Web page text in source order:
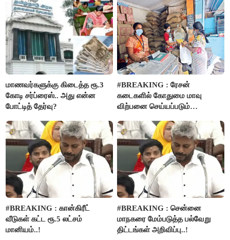
மாணவர்களுக்கு கிடைத்த ரூ.3
கோடி சர்ப்ரைஸ்.. அது என்ன
போட்டித் தேர்வு?
#BREAKING : ரேசன்
கடைகளில் கோதுமை மாவு
விற்பனை செய்யப்படும்
#BREAKING : கான்கிரீட்
வீடுகள் கட்ட ரூ.5 லட்சம்
மானியம்..!
#BREAKING : சென்னை
மாநகரை மேம்படுத்த பல்வேறு
திட்டங்கள் அறிவிப்பு..!